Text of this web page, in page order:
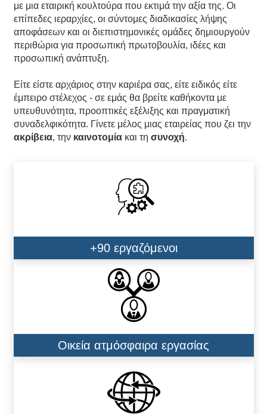
με μια εταιρική κουλτούρα που εκτιμά την αξία της. Οι
επίπεδες ιεραρχίες, οι σύντομες διαδικασίες λήψης
αποφάσεων και οι διεπιστημονικές ομάδες δημιουργούν
περιθώρια για προσωπική πρωτοβουλία, ιδέες και
προσωπική ανάπτυξη.
Είτε είστε αρχάριος στην καριέρα σας, είτε ειδικός είτε
έμπειρο στέλεχος - σε εμάς θα βρείτε καθήκοντα με
υπευθυνότητα, προοπτικές εξέλιξης και πραγματική
συναδελφικότητα. Γίνετε μέλος μιας εταιρείας που ζει την
ακρίβεια, την καινοτομίακαι τη συνοχή.
+90 εργαζόμενοι
Οικεία ατμόσφαιρα εργασίας